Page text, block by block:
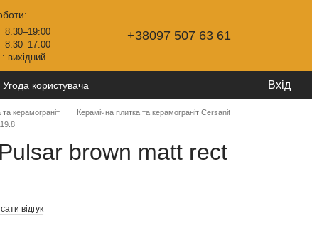
8.30–19:00
8.30–17:00
: вихідний
+38097 507 63 61
Угода користувача
Вхід
керамограніт
Керамічна плитка та керамограніт Cersanit
brown matt rect
відгук